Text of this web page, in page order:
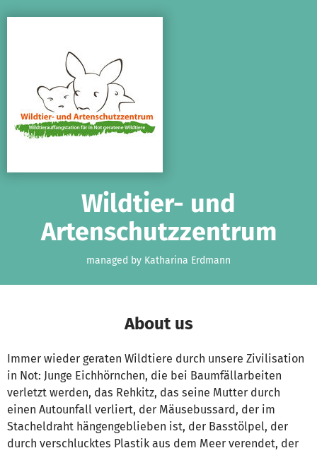
Wildtier- und
Artenschutzzentrum
managed by Katharina Erdmann
About us
Immer wieder geraten Wildtiere durch unsere Zivilisation
in Not: Junge Eichhörnchen, die bei Baumfällarbeiten
verletzt werden, das Rehkitz, das seine Mutter durch
einen Autounfall verliert, der Mäusebussard, der im
Stacheldraht hängengeblieben ist, der Basstölpel, der
durch verschlucktes Plastik aus dem Meer verendet, der